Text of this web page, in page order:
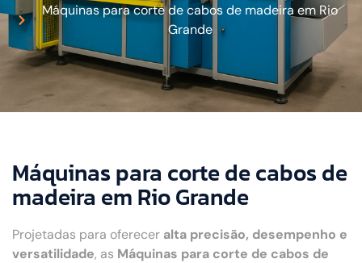
Máquinas para corte de cabos de madeira em Rio
Grande
Máquinas para corte de cabos de
madeira em Rio Grande
Projetadas para oferecer alta precisão, desempenho e
versatilidade, as Máquinas para corte de cabos de